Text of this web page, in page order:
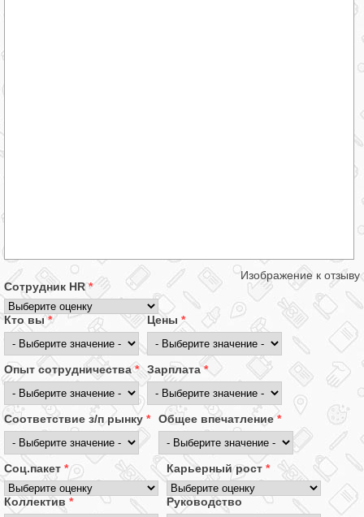
Изображение к отзыву
Сотрудник HR*
Кто вы* Цены *
Опыт сотрудничества* Зарплата*
Соответствие з/п рынку * Общее впечатление*
Соц.пакет * Карьерный рост *
Коллектив * Руководство